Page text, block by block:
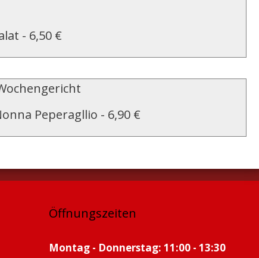
- 6,50 €
Peperagllio - 6,90 €
Öffnungszeiten
Montag - Donnerstag: 11:00 - 13:30